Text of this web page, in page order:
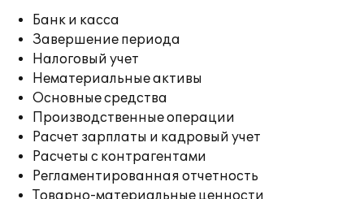
Банк и касса
Завершение периода
Налоговый учет
Нематериальные активы
Основные средства
Производственные операции
Расчет зарплаты и кадровый учет
Расчеты с контрагентами
Регламентированная отчетность
Товарно-материальные ценности